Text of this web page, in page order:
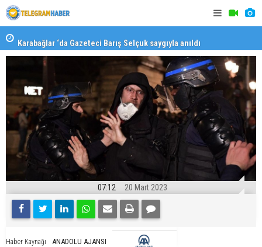
Karabağlar ‘da Gazeteci Barış Selçuk saygıyla anıldı
07:12 20 Mart 2023
Haber Kaynağı ANADOLU AJANSI